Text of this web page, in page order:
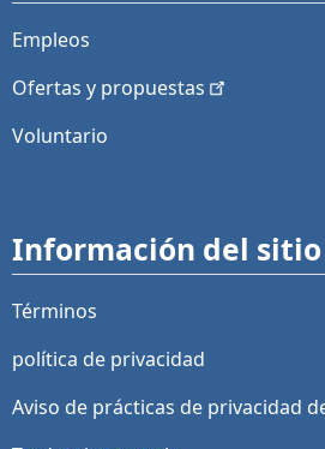
Empleos
Ofertas y propuestas
Voluntario
Información del
Términos
política de privacidad
Aviso de prácticas de privacidad